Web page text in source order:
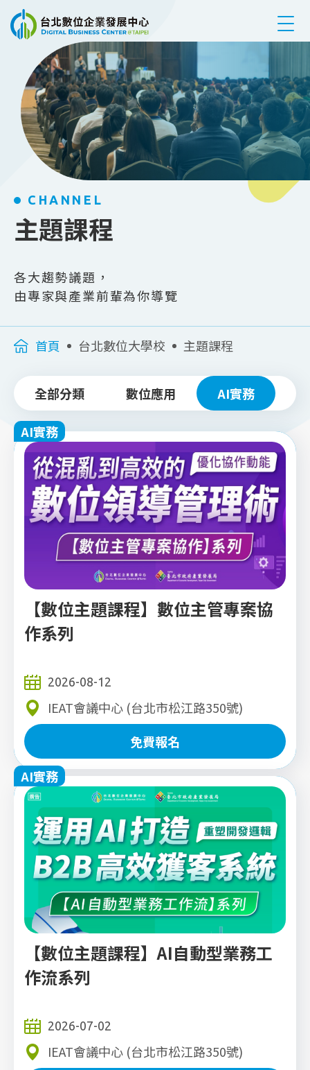
跳到主要內容
CHANNEL
主題課程
各大趨勢議題，
由專家與產業前輩為你導覽
首頁 台北數位大學校 主題課程
全部分類 數位應用 AI實務
AI實務
【數位主題課程】數位主管專案協
作系列
2026-08-12
IEAT會議中心 (台北市松江路350號)
免費報名
免費報名
AI實務
【數位主題課程】AI自動型業務工
作流系列
2026-07-02
IEAT會議中心 (台北市松江路350號)